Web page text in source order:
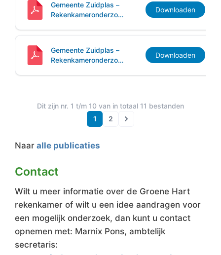
Gemeente Zuidplas –
Rekenkameronderzoek
Downloaden
Gemeente Zuidplas –
Rekenkameronderzoek
Downloaden
Dit zijn nr. 1 t/m 10 van in totaal 11 bestanden
1
2
Volgende
Naar alle publicaties
Contact
Wilt u meer informatie over de Groene Hart
rekenkamer of wilt u een idee aandragen voor
een mogelijk onderzoek, dan kunt u contact
opnemen met: Marnix Pons, ambtelijk
secretaris: